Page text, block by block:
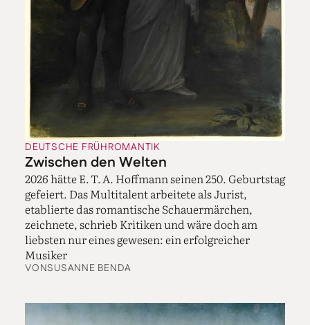
DEUTSCHE FRÜHROMANTIK
Zwischen den Welten
2026 hätte E. T. A. Hoffmann seinen 250. Geburtstag
gefeiert. Das Multitalent arbeitete als Jurist,
etablierte das romantische Schauermärchen,
zeichnete, schrieb Kritiken und wäre doch am
liebsten nur eines gewesen: ein erfolgreicher
Musiker
VONSUSANNE BENDA